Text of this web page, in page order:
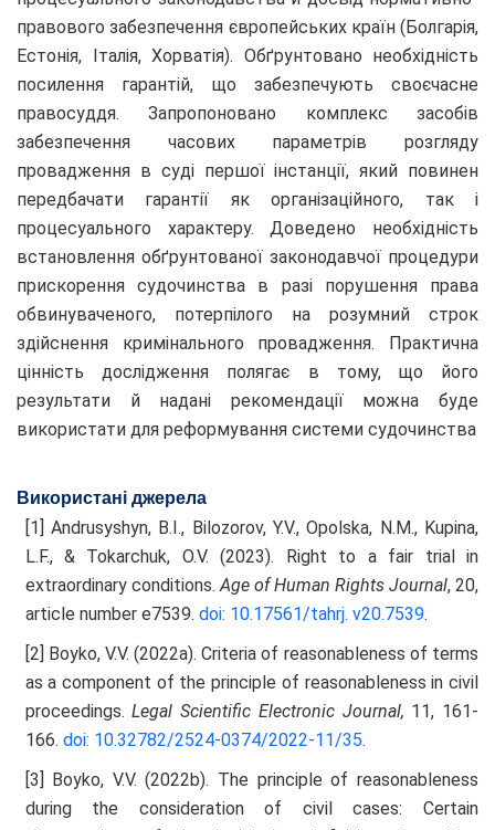
правового забезпечення європейських країн (Болгарія,
Естонія, Італія, Хорватія). Обґрунтовано необхідність
посилення гарантій, що забезпечують своєчасне
правосуддя. Запропоновано комплекс засобів
забезпечення часових параметрів розгляду
провадження в суді першої інстанції, який повинен
передбачати гарантії як організаційного, так і
процесуального характеру. Доведено необхідність
встановлення обґрунтованої законодавчої процедури
прискорення судочинства в разі порушення права
обвинуваченого, потерпілого на розумний строк
здійснення кримінального провадження. Практична
цінність дослідження полягає в тому, що його
результати й надані рекомендації можна буде
використати для реформування системи судочинства
Використані джерела
[1] Andrusyshyn, B.I., Bilozorov, Y.V., Opolska, N.M., Kupina,
L.F., & Tokarchuk, O.V. (2023). Right to a fair trial in
extraordinary conditions.Age of Human Rights Journal, 20,
article number e7539. doi: 10.17561/tahrj. v20.7539.
[2] Boyko, V.V. (2022a). Criteria of reasonableness of terms
as a component of the principle of reasonableness in civil
proceedings.Legal Scientific Electronic Journal, 11, 161-
166. doi: 10.32782/2524-0374/2022-11/35.
[3] Boyko, V.V. (2022b). The principle of reasonableness
during the consideration of civil cases: Certain